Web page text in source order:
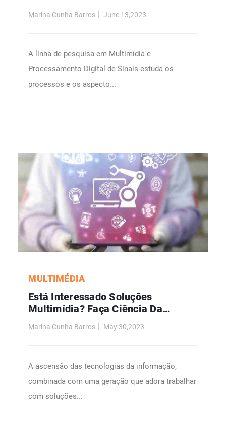
Marina Cunha Barros June 13,2023
A linha de pesquisa em Multimídia e
Processamento Digital de Sinais estuda os
processos e os aspecto...
MULTIMÉDIA
Está Interessado Soluções
Multimídia? Faça Ciência Da
Marina Cunha Barros May 30,2023
A ascensão das tecnologias da informação,
combinada com uma geração que adora trabalhar
com soluções...